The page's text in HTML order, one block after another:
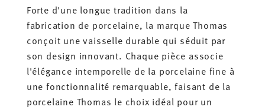
Forte d'une longue tradition dans la
fabrication de porcelaine, la marque Thomas
conçoit une vaisselle durable qui séduit par
son design innovant. Chaque pièce associe
l'élégance intemporelle de la porcelaine fine à
une fonctionnalité remarquable, faisant de la
porcelaine Thomas le choix idéal pour un